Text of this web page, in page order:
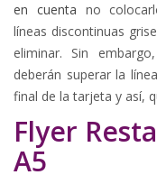
en cuenta no
líneas discontinuas
eliminar. Sin
deberán superar la
final de la tarjeta y así,
Flyer
A5